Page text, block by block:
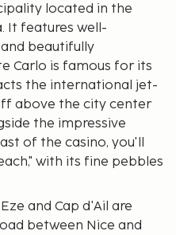
located in the
It features well-
beautifully
Carlo is famous for its
the international jet-
above the city center
the impressive
of the casino, you'll
with its fine pebbles
and Cap d'Ail are
between Nice and